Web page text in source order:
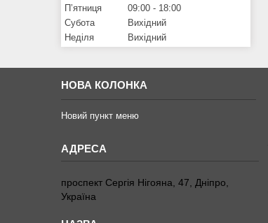
Пʼятниця
09:00
18:00
Субота
Вихідний
Неділя
Вихідний
НОВА КОЛОНКА
Новий пункт меню
проспект Сергія Нігояна, 47, Дніпро,
Україна